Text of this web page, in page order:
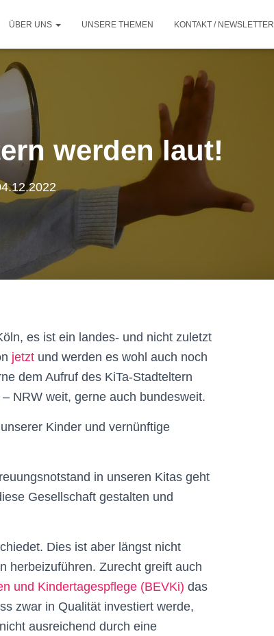
ÜBER UNS UNSERE THEMEN KONTAKT / NEWSLETTER
werden laut!
es ist ein landes- und nicht zuletzt
jetzt und werden es wohl auch noch
dem Aufruf des KiTa-Stadteltern
NRW weit, gerne auch bundesweit.
Kinder und vernünftige
in unseren Kitas geht
Gesellschaft gestalten und
Dies ist aber längst nicht
herbeizuführen. Zurecht greift auch
und Kindertagespflege (BEVKi) das
zwar in Qualität investiert werde,
ausreichend durch eine